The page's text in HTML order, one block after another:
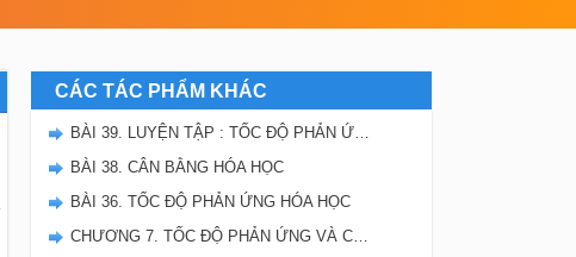
CÁC TÁC PHẨM KHÁC
BÀI 39. LUYỆN TẬP : TỐC ĐỘ PHẢN ỨNG VÀ CÂN BẰNG HÓA HỌC
BÀI 38. CÂN BẰNG HÓA HỌC
BÀI 36. TỐC ĐỘ PHẢN ỨNG HÓA HỌC
CHƯƠNG 7. TỐC ĐỘ PHẢN ỨNG VÀ CÂN BẰNG HÓA HỌC - SBT HÓA 10